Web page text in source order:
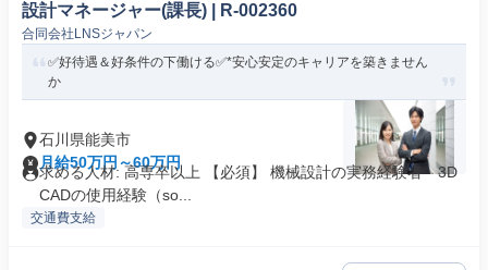
設計マネージャー(課長) | R-002360
合同会社LNSジャパン
✅好待遇＆好条件の下働ける✅*安心安定のキャリアを築きません
か
石川県能美市
月給50万円～60万円
求める人材: 高専卒以上 【必須】 機械設計の実務経験者 3D
CADの使用経験（so...
交通費支給